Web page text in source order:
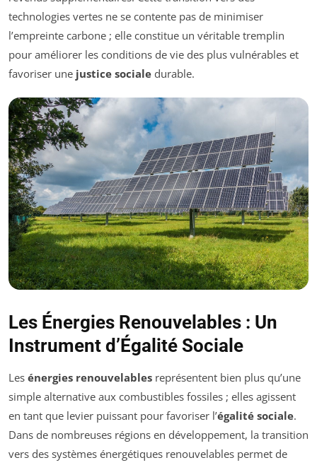
technologies vertes ne se contente pas de minimiser
l’empreinte carbone ; elle constitue un véritable tremplin
pour améliorer les conditions de vie des plus vulnérables et
favoriser une justice sociale durable.
Les Énergies Renouvelables : Un
Instrument d’Égalité Sociale
Les énergies renouvelables représentent bien plus qu’une
simple alternative aux combustibles fossiles ; elles agissent
en tant que levier puissant pour favoriser l’égalité sociale.
Dans de nombreuses régions en développement, la transition
vers des systèmes énergétiques renouvelables permet de